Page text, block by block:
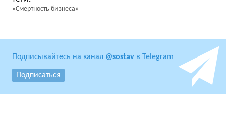
«Смертность бизнеса»
Подписывайтесь на канал @sostav в Telegram
Подписаться